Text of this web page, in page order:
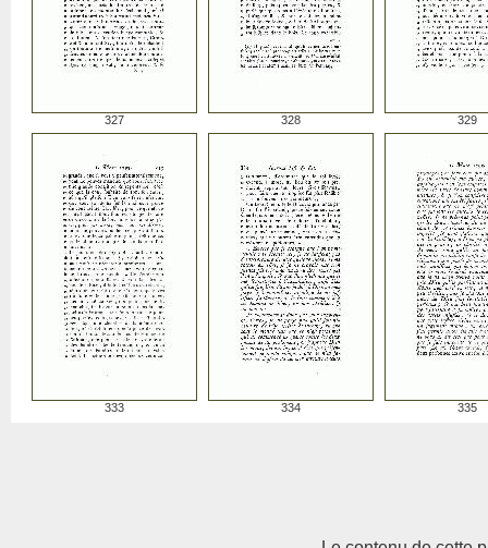
327 328 329
333 334 335